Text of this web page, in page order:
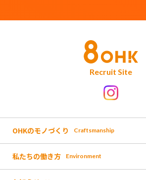
Recruit Site
OHKのモノづくり Craftsmanship
金バク!
私たちの働き方 Environment